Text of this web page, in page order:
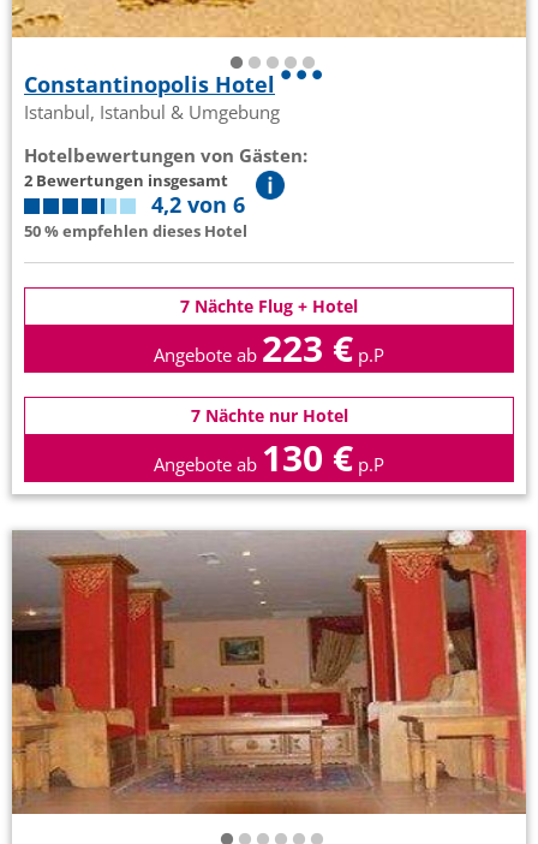
Constantinopolis Hotel
Istanbul, Istanbul & Umgebung
Hotelbewertungen von Gästen:
2 Bewertungen insgesamt
4,2 von 6
50 % empfehlen dieses Hotel
7 Nächte Flug + Hotel
Angebote ab 223 € p.P
7 Nächte nur Hotel
Angebote ab 130 € p.P